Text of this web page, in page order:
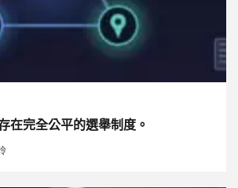
在完全公平的選舉制度。